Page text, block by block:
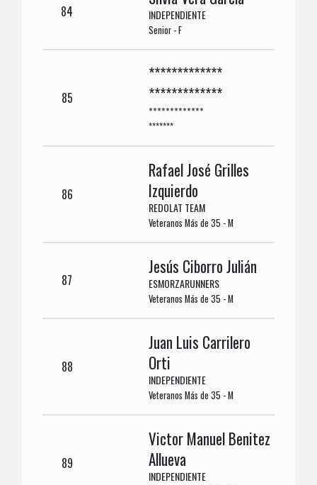
84 INDEPENDIENTE
Senior - F
85
*************
*************
*************
*******
86
Rafael José Grilles
Izquierdo
REDOLAT TEAM
Veteranos Más de 35 - M
87
Jesús Ciborro Julián
ESMORZARUNNERS
Veteranos Más de 35 - M
88
Juan Luis Carrilero
Orti
INDEPENDIENTE
Veteranos Más de 35 - M
89
Victor Manuel Benitez
Allueva
INDEPENDIENTE